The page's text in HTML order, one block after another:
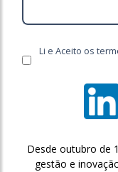
Li e Aceito os
Desde outubro de
gestão e